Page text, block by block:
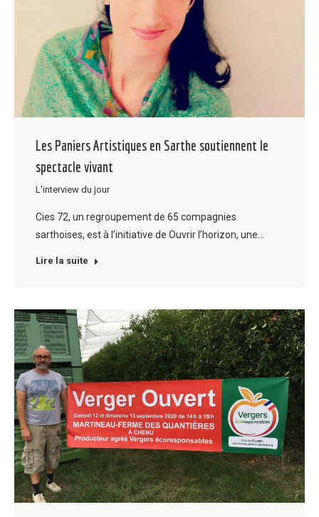
Les Paniers Artistiques en Sarthe soutiennent le
spectacle vivant
L'interview du jour
Cies 72, un regroupement de 65 compagnies
sarthoises, est à l’initiative de Ouvrir l’horizon, une…
Lire la suite